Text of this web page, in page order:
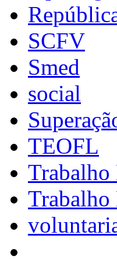
SCFV
Smed
social
TEOFL
Trabalho
Trabalho